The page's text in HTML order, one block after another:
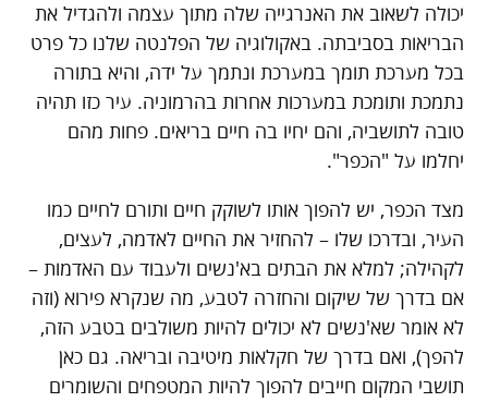
יכולה לשאוב את האנרגייה שלה מתוך עצמה ולהגדיל את
הבריאות בסביבתה. באקולוגיה של הפלנטה שלנו כל פרט
בכל מערכת תומך במערכת ונתמך על ידה, והיא בתורה
נתמכת ותומכת במערכות אחרות בהרמוניה. עיר כזו תהיה
טובה לתושביה, והם יחיו בה חיים בריאים. פחות מהם
יחלמו על "הכפר".
מצד הכפר, יש להפוך אותו לשוקק חיים ותורם לחיים כמו
העיר, ובדרכו שלו – להחזיר את החיים לאדמה, לעצים,
לקהילה; למלא את הבתים בא'נשים ולעבוד עם האדמות –
אם בדרך של שיקום והחזרה לטבע, מה שנקרא פירוא (וזה
לא אומר שא'נשים לא יכולים להיות משולבים בטבע הזה,
להפך), ואם בדרך של חקלאות מיטיבה ובריאה. גם כאן
תושבי המקום חייבים להפוך להיות המטפחים והשומרים